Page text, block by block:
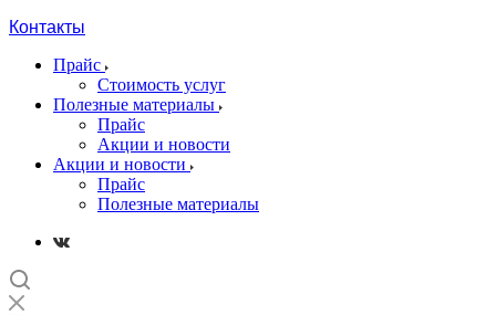
Контакты
Прайс
Стоимость услуг
Полезные материалы
Прайс
Акции и новости
Акции и новости
Прайс
Полезные материалы